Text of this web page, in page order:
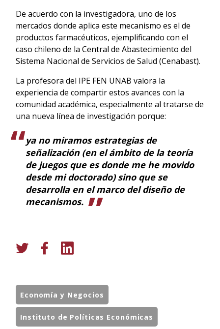
De acuerdo con la investigadora, uno de los
mercados donde aplica este mecanismo es el de
productos farmacéuticos, ejemplificando con el
caso chileno de la Central de Abastecimiento del
Sistema Nacional de Servicios de Salud (Cenabast).
La profesora del IPE FEN UNAB valora la
experiencia de compartir estos avances con la
comunidad académica, especialmente al tratarse de
una nueva línea de investigación porque:
ya no miramos estrategias de
señalización (en el ámbito de la teoría
de juegos que es donde me he movido
desde mi doctorado) sino que se
desarrolla en el marco del diseño de
mecanismos.
Economía y Negocios
Instituto de Políticas Económicas